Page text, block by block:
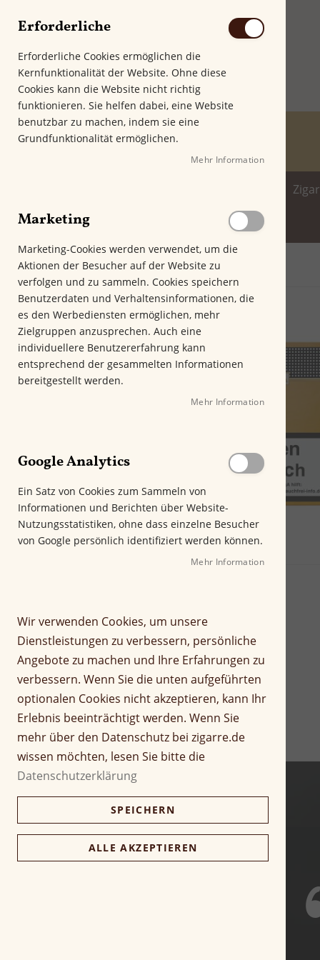
Spirituosenwelt
Startseite Cohiba Mini
Z
u
E
n
d
e
i
d
g
a
l
s
p
r
n
g
e
n
Z
u
A
n
f
a
g
d
r
i
Erforderliche
Erforderliche Cookies ermöglichen die
Kernfunktionalität der Website. Ohne diese
Cookies kann die Website nicht richtig
funktionieren. Sie helfen dabei, eine Website
benutzbar zu machen, indem sie eine
Grundfunktionalität ermöglichen.
Mehr Information
Marketing
Marketing-Cookies werden verwendet, um die
Aktionen der Besucher auf der Website zu
verfolgen und zu sammeln. Cookies speichern
Benutzerdaten und Verhaltensinformationen, die
es den Werbediensten ermöglichen, mehr
Zielgruppen anzusprechen. Auch eine
individuellere Benutzererfahrung kann
entsprechend der gesammelten Informationen
bereitgestellt werden.
Mehr Information
Google Analytics
Ein Satz von Cookies zum Sammeln von
Informationen und Berichten über Website-
Nutzungsstatistiken, ohne dass einzelne Besucher
von Google persönlich identifiziert werden können.
Mehr Information
Wir verwenden Cookies, um unsere
Dienstleistungen zu verbessern, persönliche
Angebote zu machen und Ihre Erfahrungen zu
verbessern. Wenn Sie die unten aufgeführten
optionalen Cookies nicht akzeptieren, kann Ihr
Erlebnis beeinträchtigt werden. Wenn Sie
mehr über den Datenschutz bei zigarre.de
wissen möchten, lesen Sie bitte die
Datenschutzerklärung
SPEICHERN
ALLE AKZEPTIEREN